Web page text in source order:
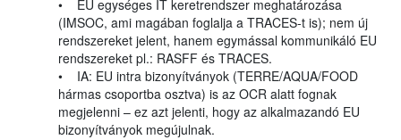
• EU egységes IT keretrendszer meghatározása
(IMSOC, ami magában foglalja a TRACES-t is); nem új
rendszereket jelent, hanem egymással kommunikáló EU
rendszereket pl.: RASFF és TRACES.
• IA: EU intra bizonyítványok (TERRE/AQUA/FOOD
hármas csoportba osztva) is az OCR alatt fognak
megjelenni – ez azt jelenti, hogy az alkalmazandó EU
bizonyítványok megújulnak.